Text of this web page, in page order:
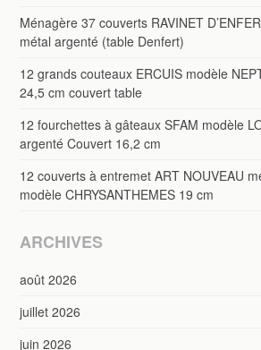
Ménagère 37 couverts RAVINET
métal argenté (table Denfert)
12 grands couteaux ERCUIS modèle
24,5 cm couvert table
12 fourchettes à gâteaux SFAM modèle
argenté Couvert 16,2 cm
12 couverts à entremet ART NOUVEAU
modèle CHRYSANTHEMES 19 cm
ARCHIVES
août 2026
juillet 2026
juin 2026